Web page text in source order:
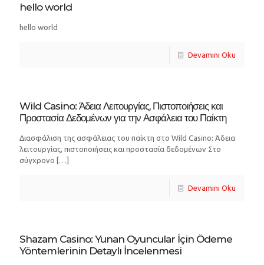
hello world
hello world
Devamını Oku
Wild Casino: Άδεια Λειτουργίας, Πιστοποιήσεις και
Προστασία Δεδομένων για την Ασφάλεια του Παίκτη
Διασφάλιση της ασφάλειας του παίκτη στο Wild Casino: Άδεια
λειτουργίας, πιστοποιήσεις και προστασία δεδομένων Στο
σύγχρονο […]
Devamını Oku
Shazam Casino: Yunan Oyuncular İçin Ödeme
Yöntemlerinin Detaylı İncelenmesi